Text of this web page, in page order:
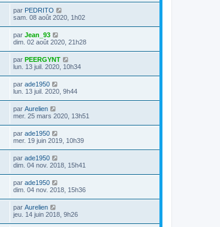
par PEDRITO
sam. 08 août 2020, 1h02
par Jean_93
dim. 02 août 2020, 21h28
par PEERGYNT
lun. 13 juil. 2020, 10h34
par ade1950
lun. 13 juil. 2020, 9h44
par Aurelien
mer. 25 mars 2020, 13h51
par ade1950
mer. 19 juin 2019, 10h39
par ade1950
dim. 04 nov. 2018, 15h41
par ade1950
dim. 04 nov. 2018, 15h36
par Aurelien
jeu. 14 juin 2018, 9h26